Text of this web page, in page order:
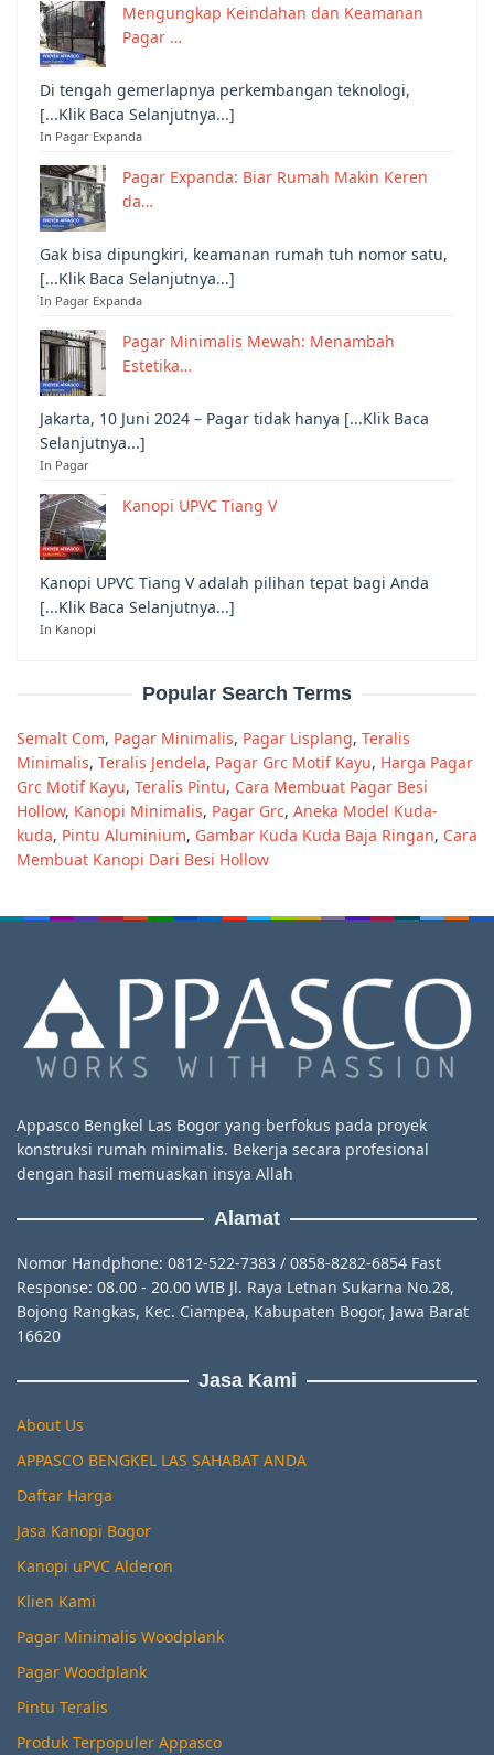
Mengungkap Keindahan dan Keamanan
Pagar …
Di tengah gemerlapnya perkembangan teknologi,
[...Klik Baca Selanjutnya...]
In Pagar Expanda
Pagar Expanda: Biar Rumah Makin Keren
da…
Gak bisa dipungkiri, keamanan rumah tuh nomor satu,
[...Klik Baca Selanjutnya...]
In Pagar Expanda
Pagar Minimalis Mewah: Menambah
Estetika…
Jakarta, 10 Juni 2024 – Pagar tidak hanya [...Klik Baca
Selanjutnya...]
In Pagar
Kanopi UPVC Tiang V
Kanopi UPVC Tiang V adalah pilihan tepat bagi Anda
[...Klik Baca Selanjutnya...]
In Kanopi
Popular Search Terms
Semalt Com, Pagar Minimalis, Pagar Lisplang, Teralis
Minimalis, Teralis Jendela, Pagar Grc Motif Kayu, Harga Pagar
Grc Motif Kayu, Teralis Pintu, Cara Membuat Pagar Besi
Hollow, Kanopi Minimalis, Pagar Grc, Aneka Model Kuda-
kuda, Pintu Aluminium, Gambar Kuda Kuda Baja Ringan, Cara
Membuat Kanopi Dari Besi Hollow
Appasco Bengkel Las Bogor yang berfokus pada proyek
konstruksi rumah minimalis. Bekerja secara profesional
dengan hasil memuaskan insya Allah
Alamat
Nomor Handphone: 0812-522-7383 / 0858-8282-6854 Fast
Response: 08.00 - 20.00 WIB Jl. Raya Letnan Sukarna No.28,
Bojong Rangkas, Kec. Ciampea, Kabupaten Bogor, Jawa Barat
16620
Jasa Kami
About Us
APPASCO BENGKEL LAS SAHABAT ANDA
Daftar Harga
Jasa Kanopi Bogor
Kanopi uPVC Alderon
Klien Kami
Pagar Minimalis Woodplank
Pagar Woodplank
Pintu Teralis
Produk Terpopuler Appasco